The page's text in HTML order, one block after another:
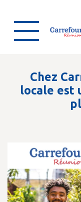
Chez
locale est